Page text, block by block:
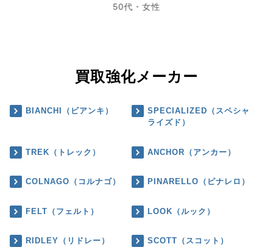
50代・女性
買取強化メーカー
BIANCHI（ビアンキ）
SPECIALIZED（スペシャ
ライズド）
TREK（トレック） ANCHOR（アンカー）
COLNAGO（コルナゴ） PINARELLO（ピナレロ）
FELT（フェルト） LOOK（ルック）
RIDLEY（リドレー） SCOTT（スコット）